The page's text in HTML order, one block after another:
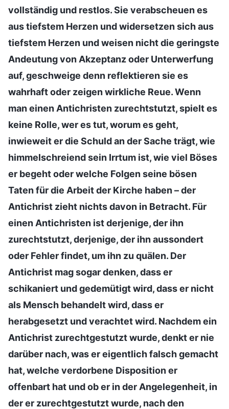
vollständig und restlos. Sie verabscheuen es
aus tiefstem Herzen und widersetzen sich aus
tiefstem Herzen und weisen nicht die geringste
Andeutung von Akzeptanz oder Unterwerfung
auf, geschweige denn reflektieren sie es
wahrhaft oder zeigen wirkliche Reue. Wenn
man einen Antichristen zurechtstutzt, spielt es
keine Rolle, wer es tut, worum es geht,
inwieweit er die Schuld an der Sache trägt, wie
himmelschreiend sein Irrtum ist, wie viel Böses
er begeht oder welche Folgen seine bösen
Taten für die Arbeit der Kirche haben – der
Antichrist zieht nichts davon in Betracht. Für
einen Antichristen ist derjenige, der ihn
zurechtstutzt, derjenige, der ihn aussondert
oder Fehler findet, um ihn zu quälen. Der
Antichrist mag sogar denken, dass er
schikaniert und gedemütigt wird, dass er nicht
als Mensch behandelt wird, dass er
herabgesetzt und verachtet wird. Nachdem ein
Antichrist zurechtgestutzt wurde, denkt er nie
darüber nach, was er eigentlich falsch gemacht
hat, welche verdorbene Disposition er
offenbart hat und ob er in der Angelegenheit, in
der er zurechtgestutzt wurde, nach den